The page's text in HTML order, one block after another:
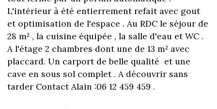
L'intérieur à été entierrement refait avec gout
et optimisation de l'espace . Au RDC le séjour de
28 m² , la cuisine équipée , la salle d'eau et WC .
A l'étage 2 chambres dont une de 13 m² avec
placcard. Un carport de belle qualité et une
cave en sous sol complet . A découvrir sans
tarder Contact Alain :06 12 459 459 .